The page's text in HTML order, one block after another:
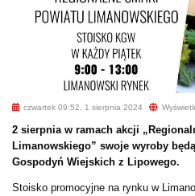
czwartek 09:52, 1 sierpnia 2024
2 sierpnia w ramach akcji
Limanowskiego” swoje wyroby
Gospodyń Wiejskich z Lipowego.
Stoisko promocyjne na rynku w